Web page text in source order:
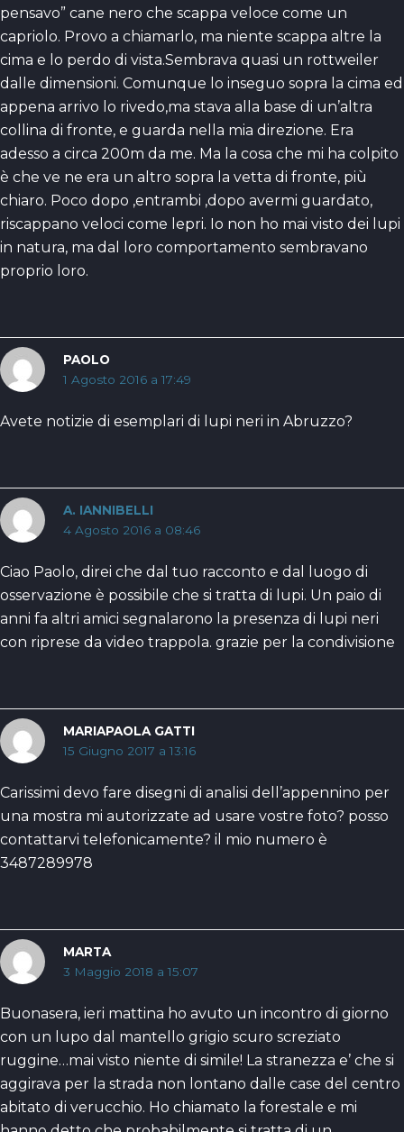
pensavo” cane nero che scappa veloce come un
capriolo. Provo a chiamarlo, ma niente scappa altre la
cima e lo perdo di vista.Sembrava quasi un rottweiler
dalle dimensioni. Comunque lo inseguo sopra la cima ed
appena arrivo lo rivedo,ma stava alla base di un’altra
collina di fronte, e guarda nella mia direzione. Era
adesso a circa 200m da me. Ma la cosa che mi ha colpito
è che ve ne era un altro sopra la vetta di fronte, più
chiaro. Poco dopo ,entrambi ,dopo avermi guardato,
riscappano veloci come lepri. Io non ho mai visto dei lupi
in natura, ma dal loro comportamento sembravano
proprio loro.
PAOLO
1 Agosto 2016 a 17:49
Avete notizie di esemplari di lupi neri in Abruzzo?
A. IANNIBELLI
4 Agosto 2016 a 08:46
Ciao Paolo, direi che dal tuo racconto e dal luogo di
osservazione è possibile che si tratta di lupi. Un paio di
anni fa altri amici segnalarono la presenza di lupi neri
con riprese da video trappola. grazie per la condivisione
MARIAPAOLA GATTI
15 Giugno 2017 a 13:16
Carissimi devo fare disegni di analisi dell’appennino per
una mostra mi autorizzate ad usare vostre foto? posso
contattarvi telefonicamente? il mio numero è
3487289978
MARTA
3 Maggio 2018 a 15:07
Buonasera, ieri mattina ho avuto un incontro di giorno
con un lupo dal mantello grigio scuro screziato
ruggine…mai visto niente di simile! La stranezza e’ che si
aggirava per la strada non lontano dalle case del centro
abitato di verucchio. Ho chiamato la forestale e mi